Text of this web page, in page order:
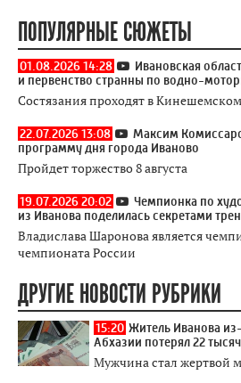
ПОПУЛЯРНЫЕ СЮЖЕТЫ
01.08.2026 14:28
Ивановская
и первенство странны по водно-
Состязания проходят в
22.07.2026 13:08
Максим
программу дня города Иваново
Пройдет торжество 8 августа
19.07.2026 20:02
Чемпионка по
из Иванова поделилась секретами
Владислава Шаронова является
чемпионата России
ДРУГИЕ НОВОСТИ РУБРИКИ
15:20 Житель Иванова
Абхазии потерял 22
Мужчина стал жертвой